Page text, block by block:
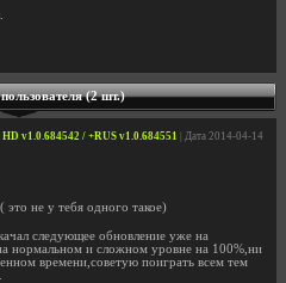
(2 шт.)
v1.0.684542 / +RUS v1.0.684551 | Дата 2014-04-14
это не у тебя одного такое)
следующее обновление уже на
нормальном и сложном уровне на 100%,ни
времени,советую поиграть всем тем